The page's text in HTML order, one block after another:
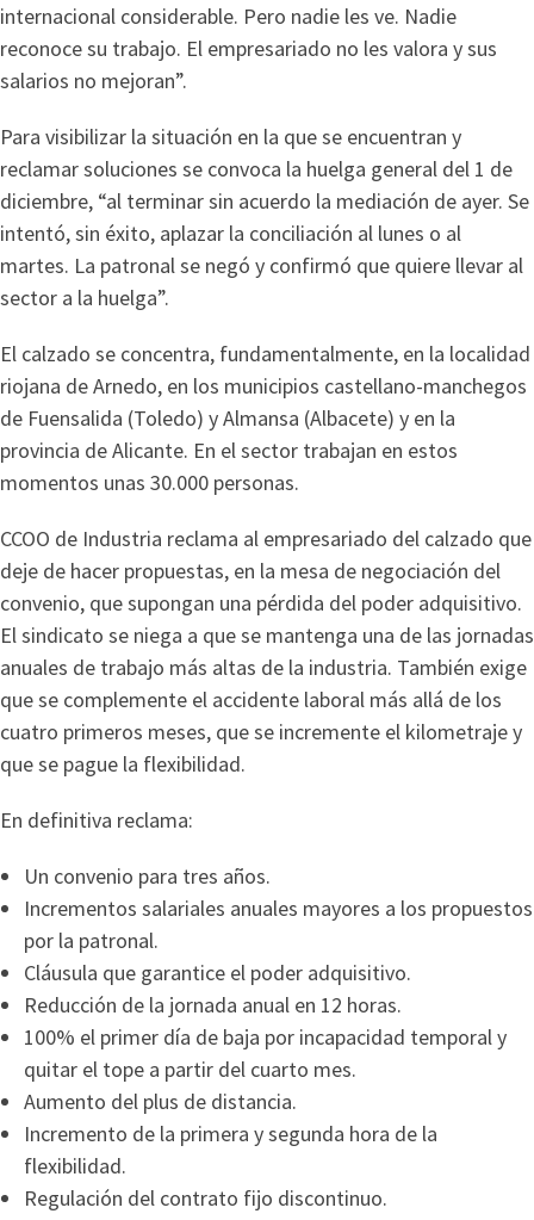
internacional considerable. Pero nadie les ve. Nadie
reconoce su trabajo. El empresariado no les valora y sus
salarios no mejoran”.
Para visibilizar la situación en la que se encuentran y
reclamar soluciones se convoca la huelga general del 1 de
diciembre, “al terminar sin acuerdo la mediación de ayer. Se
intentó, sin éxito, aplazar la conciliación al lunes o al
martes. La patronal se negó y confirmó que quiere llevar al
sector a la huelga”.
El calzado se concentra, fundamentalmente, en la localidad
riojana de Arnedo, en los municipios castellano-manchegos
de Fuensalida (Toledo) y Almansa (Albacete) y en la
provincia de Alicante. En el sector trabajan en estos
momentos unas 30.000 personas.
CCOO de Industria reclama al empresariado del calzado que
deje de hacer propuestas, en la mesa de negociación del
convenio, que supongan una pérdida del poder adquisitivo.
El sindicato se niega a que se mantenga una de las jornadas
anuales de trabajo más altas de la industria. También exige
que se complemente el accidente laboral más allá de los
cuatro primeros meses, que se incremente el kilometraje y
que se pague la flexibilidad.
En definitiva reclama:
Un convenio para tres años.
Incrementos salariales anuales mayores a los propuestos
por la patronal.
Cláusula que garantice el poder adquisitivo.
Reducción de la jornada anual en 12 horas.
100% el primer día de baja por incapacidad temporal y
quitar el tope a partir del cuarto mes.
Aumento del plus de distancia.
Incremento de la primera y segunda hora de la
flexibilidad.
Regulación del contrato fijo discontinuo.